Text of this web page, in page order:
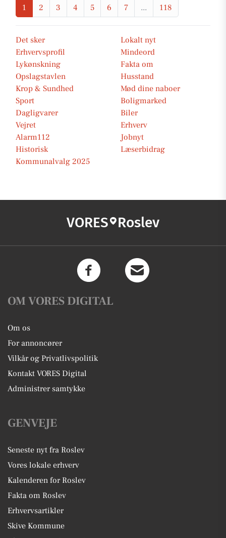
1 2 3 4 5 6 7 ... 118
Det sker
Lokalt nyt
Erhvervsprofil
Mindeord
Lykønskning
Fakta om
Opslagstavlen
Husstand
Krop & Sundhed
Mød dine naboer
Sport
Boligmarked
Dagligvarer
Biler
Vejret
Erhverv
Alarm112
Jobnyt
Historisk
Læserbidrag
Kommunalvalg 2025
VORES Roslev
OM VORES DIGITAL
Om os
For annoncører
Vilkår og Privatlivspolitik
Kontakt VORES Digital
Administrer samtykke
GENVEJE
Seneste nyt fra Roslev
Vores lokale erhverv
Kalenderen for Roslev
Fakta om Roslev
Erhvervsartikler
Skive Kommune